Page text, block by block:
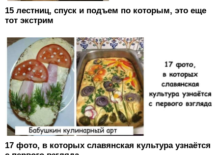
15 лестниц, спуск и подъем по которым, это еще
тот экстрим
17 фото, в которых славянская культура узнаётся